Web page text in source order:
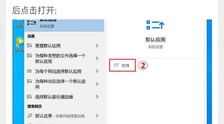
后点击打开;